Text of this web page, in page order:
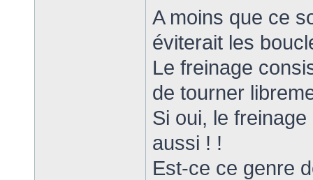
A moins que ce
éviterait les
Le freinage
de tourner
Si oui, le
aussi ! !
Est-ce ce genre